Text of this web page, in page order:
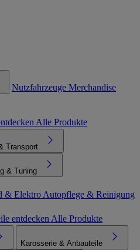
Nutzfahrzeuge Merchandise
Alle Produkte
Transport
& Tuning
& Elektro Autopflege & Reinigung
entdecken Alle Produkte
Karosserie & Anbauteile